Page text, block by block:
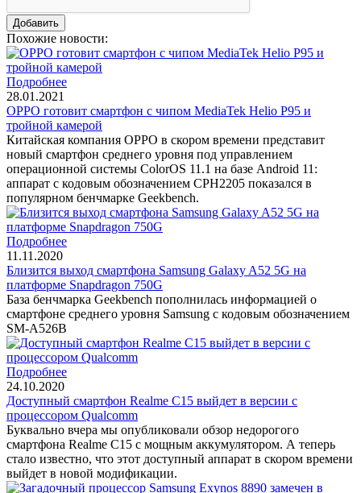
Похожие новости:
Подробнее
28.01.2021
OPPO готовит смартфон с чипом MediaTek Helio P95 и
тройной камерой
Китайская компания OPPO в скором времени представит
новый смартфон среднего уровня под управлением
операционной системы ColorOS 11.1 на базе Android 11:
аппарат с кодовым обозначением CPH2205 показался в
популярном бенчмарке Geekbench.
Подробнее
11.11.2020
Близится выход смартфона Samsung Galaxy A52 5G на
платформе Snapdragon 750G
База бенчмарка Geekbench пополнилась информацией о
смартфоне среднего уровня Samsung с кодовым обозначением
SM-A526B
Подробнее
24.10.2020
Доступный смартфон Realme C15 выйдет в версии с
процессором Qualcomm
Буквально вчера мы опубликовали обзор недорогого
смартфона Realme C15 с мощным аккумулятором. А теперь
стало известно, что этот доступный аппарат в скором времени
выйдет в новой модификации.